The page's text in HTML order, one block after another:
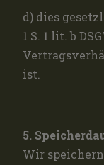
d) dies
1 S. 1 lit. b
ist.
5.
Wir